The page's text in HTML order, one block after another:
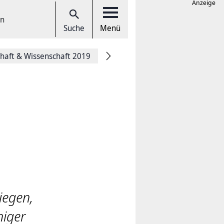
Suche Menü
& Wissenschaft 2019
Anzeige